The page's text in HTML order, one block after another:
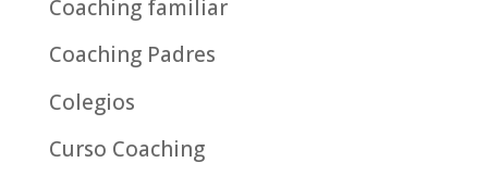
Coaching familiar
Coaching Padres
Colegios
Curso Coaching